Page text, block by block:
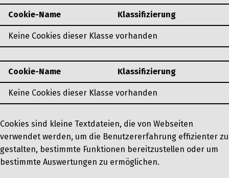
Cookie-Name Klassifizierung
Keine Cookies dieser Klasse vorhanden
Cookie-Name Klassifizierung
Keine Cookies dieser Klasse vorhanden
Cookies sind kleine Textdateien, die von Webseiten
verwendet werden, um die Benutzererfahrung effizienter zu
gestalten, bestimmte Funktionen bereitzustellen oder um
bestimmte Auswertungen zu ermöglichen.